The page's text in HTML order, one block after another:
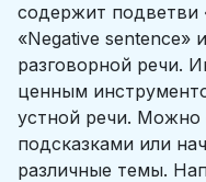
содержит подветви
«Negative sentence»
разговорной речи.
ценным
устной речи. Можно
подсказками или
различные темы.